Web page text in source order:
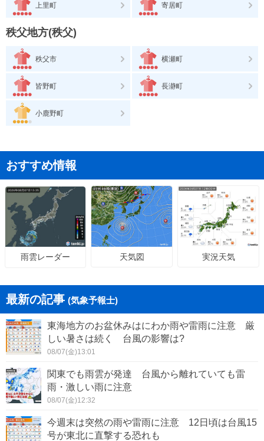
上里町 寄居町
秩父地方(秩父)
秩父市 横瀬町
皆野町 長瀞町
小鹿野町
おすすめ情報
雨雲レーダー 天気図 実況天気
最新の記事 (気象予報士)
東海地方のお盆休みはにわか雨や雷雨に注意 厳
しい暑さは続く 台風の影響は?
08/07(金)13:01
関東でも雨雲が発達 台風から離れていても雷
雨・激しい雨に注意
08/07(金)12:32
今週末は突然の雨や雷雨に注意 12日頃は台風15
号が東北に直撃する恐れも